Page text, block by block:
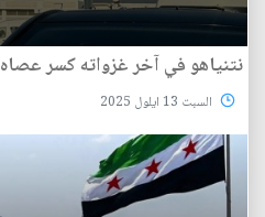
نتنياهو في آخر غزواته كسر عصاه
السبت 13 ايلول 2025